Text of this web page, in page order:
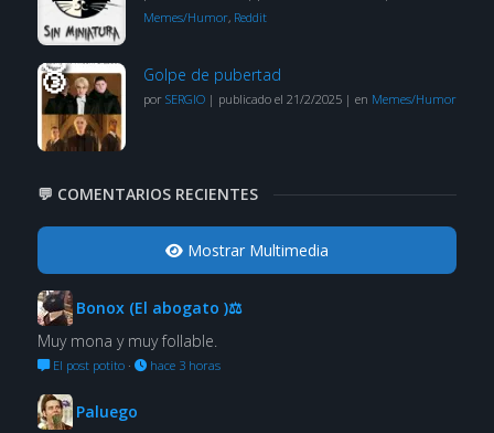
Memes/Humor, Reddit
Golpe de pubertad
por SERGIO| publicado el 21/2/2025| en Memes/Humor
💬 COMENTARIOS RECIENTES
Mostrar Multimedia
Bonox (El abogato )⚖
Muy mona y muy follable.
El post potito· hace 3 horas
Paluego